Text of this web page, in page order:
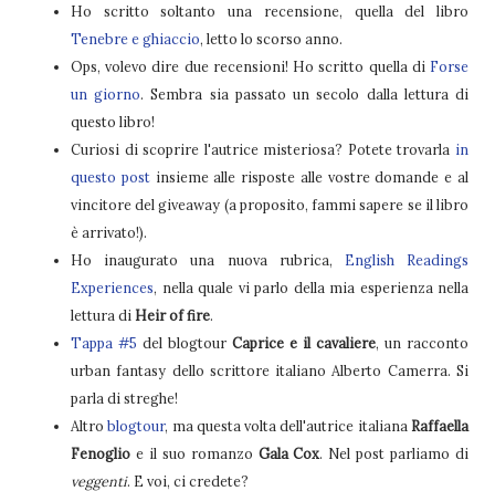
Ho scritto soltanto una recensione, quella del libro
Tenebre e ghiaccio, letto lo scorso anno.
Ops, volevo dire due recensioni! Ho scritto quella di Forse
un giorno. Sembra sia passato un secolo dalla lettura di
questo libro!
Curiosi di scoprire l'autrice misteriosa? Potete trovarla in
questo post insieme alle risposte alle vostre domande e al
vincitore del giveaway (a proposito, fammi sapere se il libro
è arrivato!).
Ho inaugurato una nuova rubrica, English Readings
Experiences, nella quale vi parlo della mia esperienza nella
lettura di Heir of fire.
Tappa #5 del blogtour Caprice e il cavaliere, un racconto
urban fantasy dello scrittore italiano Alberto Camerra. Si
parla di streghe!
Altroblogtour, ma questa volta dell'autrice italiana Raffaella
Fenoglio e il suo romanzo Gala Cox. Nel post parliamo di
veggenti. E voi, ci credete?